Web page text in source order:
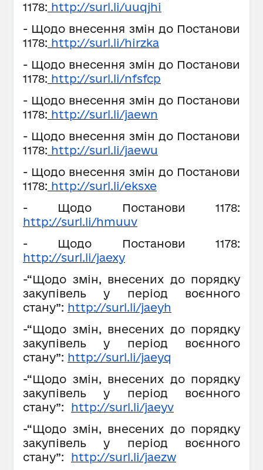
1178: http://surl.li/uuqjhi
- Щодо внесення змін до Постанови
1178: http://surl.li/hirzka
- Щодо внесення змін до Постанови
1178: http://surl.li/nfsfcp
- Щодо внесення змін до Постанови
1178: http://surl.li/jaewn
- Щодо внесення змін до Постанови
1178: http://surl.li/jaewu
- Щодо внесення змін до Постанови
1178: http://surl.li/eksxe
- Щодо Постанови 1178:
http://surl.li/hmuuv
- Щодо Постанови 1178:
http://surl.li/jaexy
-“Щодо змін, внесених до порядку
закупівель у період воєнного
стану”: http://surl.li/jaeyh
-“Щодо змін, внесених до порядку
закупівель у період воєнного
стану”: http://surl.li/jaeyq
-“Щодо змін, внесених до порядку
закупівель у період воєнного
стану”: http://surl.li/jaeyv
-“Щодо змін, внесених до порядку
закупівель у період воєнного
стану”: http://surl.li/jaezw